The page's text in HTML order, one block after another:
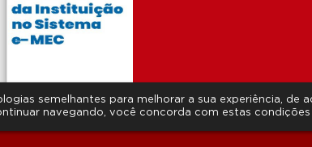
semelhantes para melhorar a sua experiência, de
navegando, você concorda com estas condições